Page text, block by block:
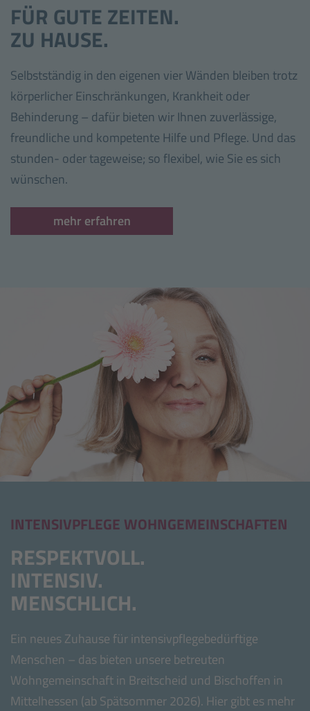
FÜR GUTE ZEITEN.
ZU HAUSE.
Selbstständig in den eigenen vier Wänden bleiben trotz
körperlicher Einschränkungen, Krankheit oder
Behinderung – dafür bieten wir Ihnen zuverlässige,
freundliche und kompetente Hilfe und Pflege. Und das
stunden- oder tageweise; so flexibel, wie Sie es sich
wünschen.
mehr erfahren
INTENSIVPFLEGE WOHNGEMEINSCHAFTEN
RESPEKTVOLL.
INTENSIV.
MENSCHLICH.
Ein neues Zuhause für intensivpflegebedürftige
Menschen – das bieten unsere betreuten
Wohngemeinschaft in Breitscheid und Bischoffen in
Mittelhessen (ab Spätsommer 2026). Hier gibt es mehr